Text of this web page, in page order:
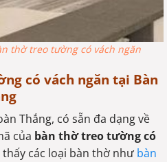
thờ treo tường có vách ngăn
có vách ngăn tại Bàn
Thắng, có sẵn đa dạng về
của bàn thờ treo tường có
thấy các loại bàn thờ như bàn